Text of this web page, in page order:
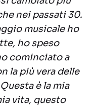
nei passati 30.
musicale ho
ho speso
cominciato a
la più vera delle
è la mia
vita, questo